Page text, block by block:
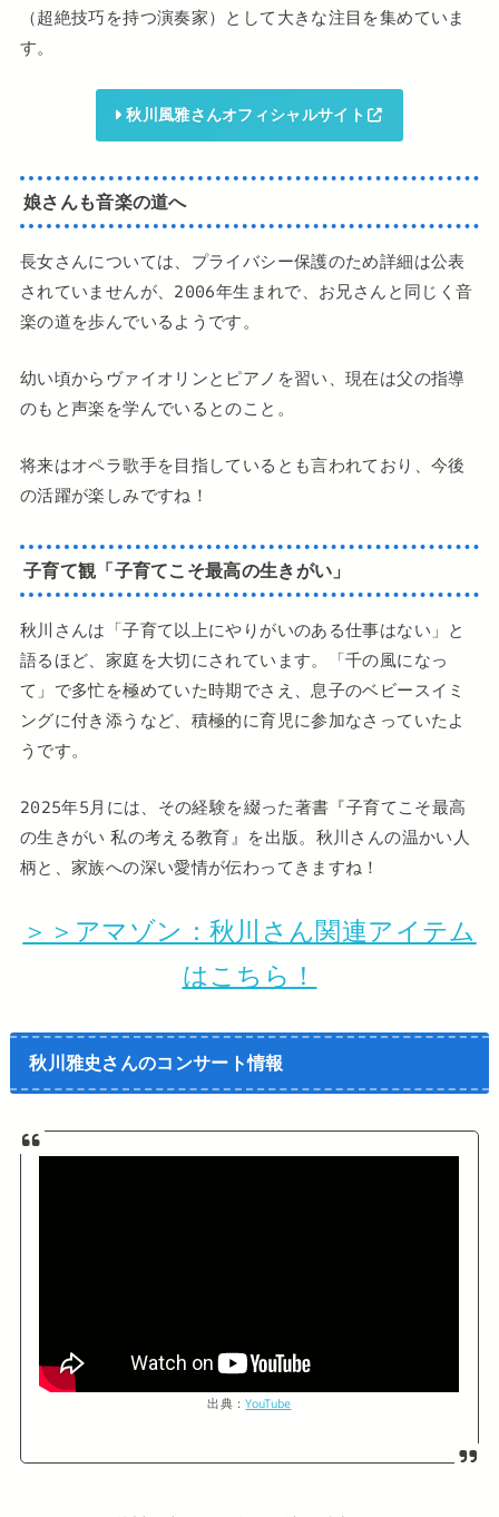
（超絶技巧を持つ演奏家）として大きな注目を集めていま
す。
秋川風雅さんオフィシャルサイト
娘さんも音楽の道へ
長女さんについては、プライバシー保護のため詳細は公表
されていませんが、2006年生まれで、お兄さんと同じく音
楽の道を歩んでいるようです。
幼い頃からヴァイオリンとピアノを習い、現在は父の指導
のもと声楽を学んでいるとのこと。
将来はオペラ歌手を目指しているとも言われており、今後
の活躍が楽しみですね！
子育て観「子育てこそ最高の生きがい」
秋川さんは「子育て以上にやりがいのある仕事はない」と
語るほど、家庭を大切にされています。「千の風になっ
て」で多忙を極めていた時期でさえ、息子のベビースイミ
ングに付き添うなど、積極的に育児に参加なさっていたよ
うです。
2025年5月には、その経験を綴った著書『子育てこそ最高
の生きがい 私の考える教育』を出版。秋川さんの温かい人
柄と、家族への深い愛情が伝わってきますね！
＞＞アマゾン：秋川さん関連アイテム
はこちら！
秋川雅史さんのコンサート情報
出典：YouTube